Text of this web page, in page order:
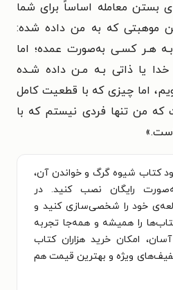
بستن معامله اساساً برای شما
موهبتی که به من داده شده:
هـر کسـی به‌صورت عمده؛ اما
یا ذاتی بـه مـن داده شـده
اما چیزی که با قطعیت کامل
که من تنها فردی نیستم که با
کتاب شیوه گرگ و خواندن آن،
رایگان نصب کنید. در
خود را شخصی‌سازی کنید و
را همیشه و همه‌جا تجربه
امکان خرید هزاران کتاب
ویژه و بهترین قیمت هم